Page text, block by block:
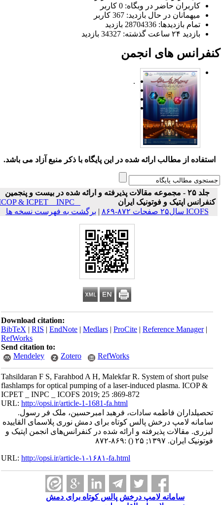
کاربران حاضر در وبگاه: 0 کاربر
میهمانان در حال بازدید: 367 کاربر
تمام بازدید‌ها: 28704336 بازدید
بازدید ۲۴ ساعت گذشته: 34327 بازدید
های انجمن
.
استفاده از مطالب ارائه شده در این پایگاه با ذکر منبع آزاد می باشد.
جلد ۲۵ - مجموعه مقالات پذیرفته و ارائه شده در بیست و پنجمین
کنفرانس اپتیک و فوتونیک ایران
ICOP & ICPET _ INPC _
ICOFS سال۲۵ صفحات ۸۷۲-۸۶۹
| برگشت به فهرست نسخه ها
Download citation:
BibTeX|RIS|EndNote|Medlars|ProCite|Reference Manager
RefWorks
Send citation to:
Mendeley
Zotero RefWorks
Tahsildaran F S, Farahbod A H, Malekfar R. System of short pulse
flashlamps for optical pumping of a laser-induced plasma. ICOP &
ICPET _ INPC _ ICOFS 2019; 25 :869-872
URL:http://opsi.ir/article-1-1681-fa.html
تحصیلداران فاطمه سادات، فرهبد امبرحسین، ملک فر رسول.
سامانه لامپ درخش پالس کوتاه برای دمش نوری پلاسمای القاییده
لیزری. مقالات پذیرفته و ارائه شده در کنفرانس‌های انجمن اپتیک و
فوتونیک ایران. ۱۳۹۷; ۲۵
() :۸۶۹-۸۷۲
URL:http://opsi.ir/article-۱-۱۶۸۱-fa.html
سامانه لامپ درخش پالس کوتاه برای دمش